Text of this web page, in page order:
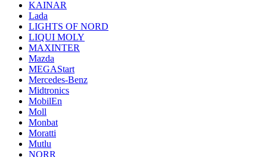
KAINAR
Lada
LIGHTS OF NORD
LIQUI MOLY
MAXINTER
Mazda
MEGAStart
Mercedes-Benz
Midtronics
MobilEn
Moll
Monbat
Moratti
Mutlu
NORR